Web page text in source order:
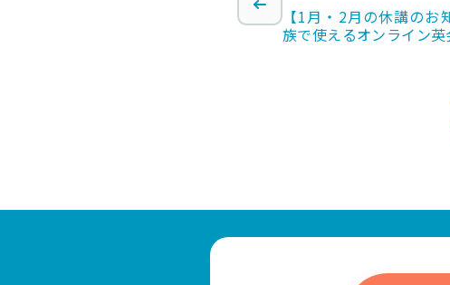
【1月・2月の休講の
族で使えるオンライン英